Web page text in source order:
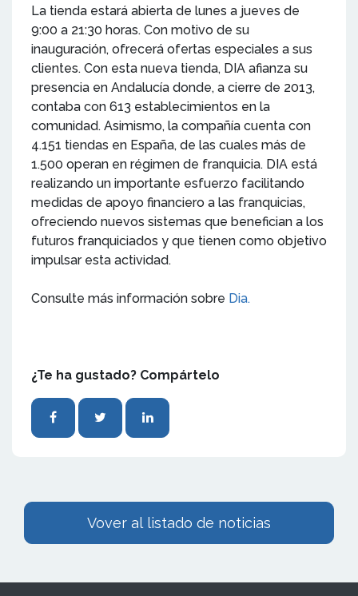
La tienda estará abierta de lunes a jueves de
9:00 a 21:30 horas. Con motivo de su
inauguración, ofrecerá ofertas especiales a sus
clientes. Con esta nueva tienda, DIA afianza su
presencia en Andalucía donde, a cierre de 2013,
contaba con 613 establecimientos en la
comunidad. Asimismo, la compañía cuenta con
4.151 tiendas en España, de las cuales más de
1.500 operan en régimen de franquicia. DIA está
realizando un importante esfuerzo facilitando
medidas de apoyo financiero a las franquicias,
ofreciendo nuevos sistemas que benefician a los
futuros franquiciados y que tienen como objetivo
impulsar esta actividad.
Consulte más información sobre Dia.
¿Te ha gustado? Compártelo
Vover al listado de noticias